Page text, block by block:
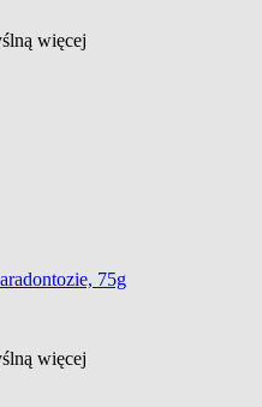
więcej
75g
więcej